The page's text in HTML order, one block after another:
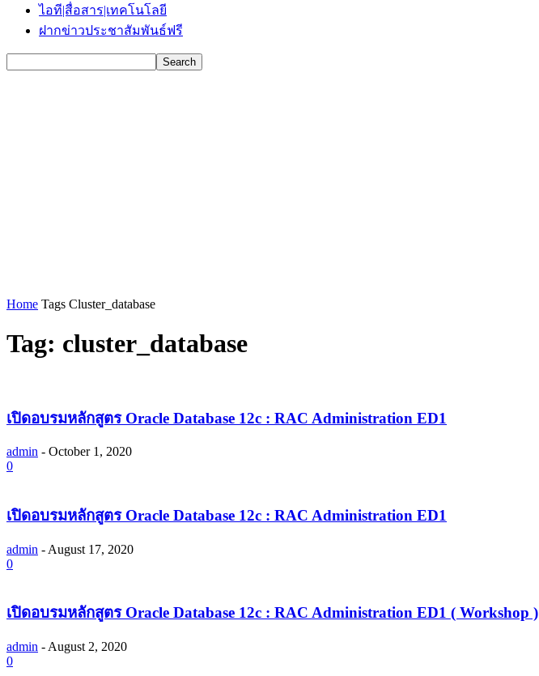
ไอที|สื่อสาร|เทคโนโลยี
ฝากข่าวประชาสัมพันธ์ฟรี
Home Tags Cluster_database
Tag: cluster_database
เปิดอบรมหลักสูตร Oracle Database 12c : RAC Administration ED1
admin - October 1, 2020
0
เปิดอบรมหลักสูตร Oracle Database 12c : RAC Administration ED1
admin - August 17, 2020
0
เปิดอบรมหลักสูตร Oracle Database 12c : RAC Administration ED1 ( Workshop )
admin - August 2, 2020
0